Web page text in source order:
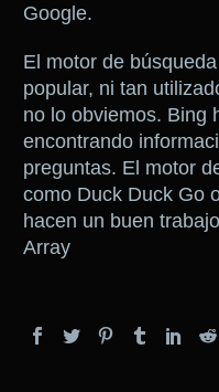
Google.
El motor de
popular, ni tan
no lo obviemos. Bing
encontrando
preguntas. El motor
como Duck Duck Go
hacen un buen
Array